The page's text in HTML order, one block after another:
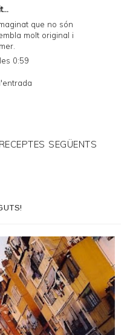
que no són
molt original i
0:59
RECEPTES SEGÜENTS